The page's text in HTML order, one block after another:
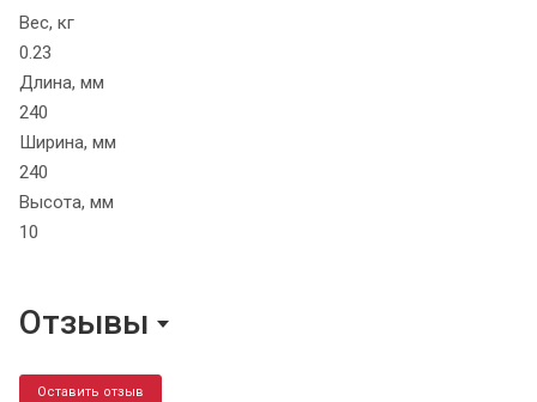
Вес, кг
0.23
Длина, мм
240
Ширина, мм
240
Высота, мм
10
Отзывы
Оставить отзыв